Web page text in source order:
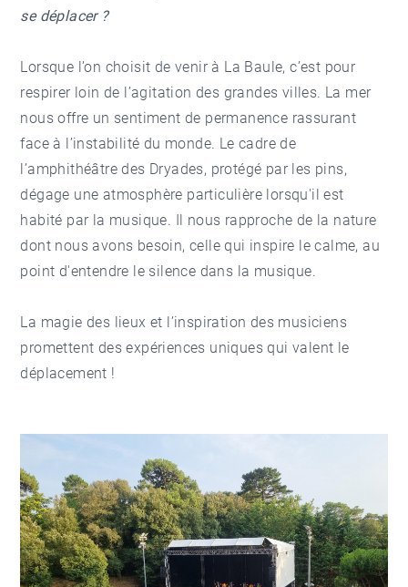
se déplacer ?
Lorsque l’on choisit de venir à La Baule, c’est pour
respirer loin de l’agitation des grandes villes. La mer
nous offre un sentiment de permanence rassurant
face à l’instabilité du monde. Le cadre de
l’amphithéâtre des Dryades, protégé par les pins,
dégage une atmosphère particulière lorsqu'il est
habité par la musique. Il nous rapproche de la nature
dont nous avons besoin, celle qui inspire le calme, au
point d'entendre le silence dans la musique.
La magie des lieux et l’inspiration des musiciens
promettent des expériences uniques qui valent le
déplacement !